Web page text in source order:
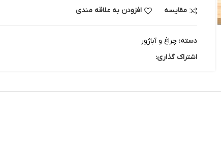
مقایسه افزودن به علاقه مندی
دسته: چراغ و آباژور
اشتراک گذاری: